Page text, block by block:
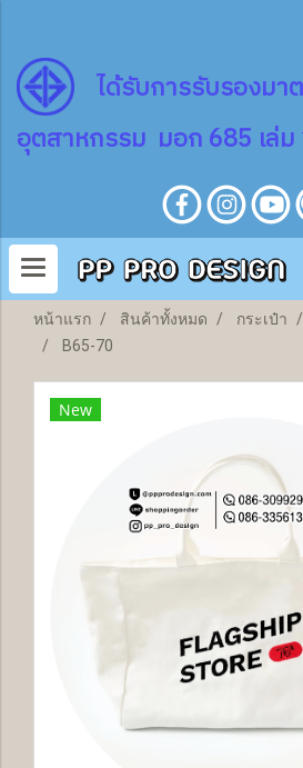
ได้รับการรับรองม
อุตสาหกรรม มอก 685 เล่
หน้าแรก สินค้าทั้งหมด กระเป๋า
B65-70
New